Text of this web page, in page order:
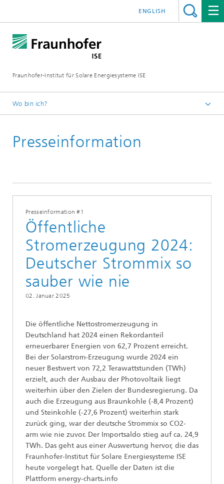
Fraunhofer-Institut für Solare Energiesysteme ISE
ENGLISH
Wo bin ich?
Presseinformation
Presseinformation #1
Öffentliche
Stromerzeugung 2024:
Deutscher Strommix so
sauber wie nie
02. Januar 2025
Die öffentliche Nettostromerzeugung in
Deutschland hat 2024 einen Rekordanteil
erneuerbarer Energien von 62,7 Prozent erreicht.
Bei der Solarstrom-Erzeugung wurde 2024 ein
neuer Bestwert von 72,2 Terawattstunden (TWh)
erzielt, auch der Ausbau der Photovoltaik liegt
weiterhin über den Zielen der Bundesregierung. Da
auch die Erzeugung aus Braunkohle (-8,4 Prozent)
und Steinkohle (-27,6 Prozent) weiterhin stark
zurück ging, war der deutsche Strommix so CO2-
arm wie nie zuvor. Der Importsaldo stieg auf ca. 24,9
TWh. Das geht aus einer Auswertung hervor, die das
Fraunhofer-Institut für Solare Energiesysteme ISE
heute vorgelegt hat. Quelle der Daten ist die
Plattform energy-charts.info